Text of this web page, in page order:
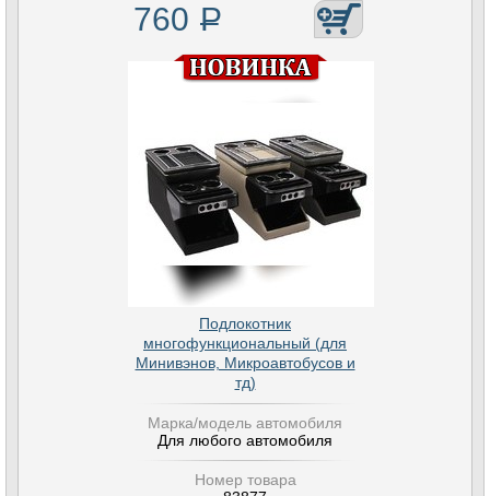
760 Р
Подлокотник
многофункциональный (для
Минивэнов, Микроавтобусов и
тд)
Марка/модель автомобиля
Для любого автомобиля
Номер товара